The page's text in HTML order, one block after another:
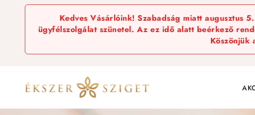
Kedves Vásárlóink! Szabadság miatt augusztus
ügyfélszolgálat szünetel. Az ez idő alatt beérkező
Köszönjük